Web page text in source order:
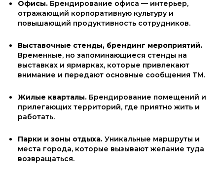
Офисы. Брендирование офиса — интерьер,
отражающий корпоративную культуру и
повышающий продуктивность сотрудников.
Выставочные стенды, брендинг мероприятий.
Временные, но запоминающиеся стенды на
выставках и ярмарках, которые привлекают
внимание и передают основные сообщения ТМ.
Жилые кварталы. Брендирование помещений и
прилегающих территорий, где приятно жить и
работать.
Парки и зоны отдыха. Уникальные маршруты и
места города, которые вызывают желание туда
возвращаться.